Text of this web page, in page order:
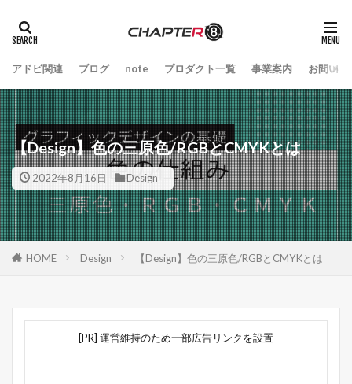
アドビ関連 ブログ note プロダクト一覧 事業案内 お問い合
【Design】色の三原色/RGBとCMYKとは
2022年8月16日 Design
HOME Design 【Design】色の三原色/RGBとCMYKとは
[PR] 運営維持のため一部広告リンクを設置